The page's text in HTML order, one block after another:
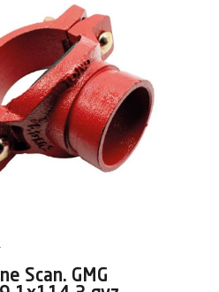
Scan. GMG